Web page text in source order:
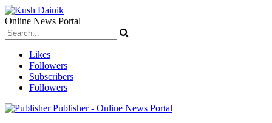
Online News Portal
Likes
Followers
Subscribers
Followers
Publisher - Online News Portal